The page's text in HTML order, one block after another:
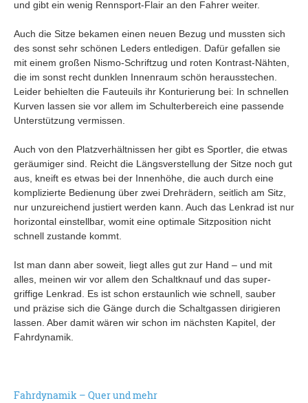
und gibt ein wenig Rennsport-Flair an den Fahrer weiter.
Auch die Sitze bekamen einen neuen Bezug und mussten sich
des sonst sehr schönen Leders entledigen. Dafür gefallen sie
mit einem großen Nismo-Schriftzug und roten Kontrast-Nähten,
die im sonst recht dunklen Innenraum schön herausstechen.
Leider behielten die Fauteuils ihr Konturierung bei: In schnellen
Kurven lassen sie vor allem im Schulterbereich eine passende
Unterstützung vermissen.
Auch von den Platzverhältnissen her gibt es Sportler, die etwas
geräumiger sind. Reicht die Längsverstellung der Sitze noch gut
aus, kneift es etwas bei der Innenhöhe, die auch durch eine
komplizierte Bedienung über zwei Drehrädern, seitlich am Sitz,
nur unzureichend justiert werden kann. Auch das Lenkrad ist nur
horizontal einstellbar, womit eine optimale Sitzposition nicht
schnell zustande kommt.
Ist man dann aber soweit, liegt alles gut zur Hand – und mit
alles, meinen wir vor allem den Schaltknauf und das super-
griffige Lenkrad. Es ist schon erstaunlich wie schnell, sauber
und präzise sich die Gänge durch die Schaltgassen dirigieren
lassen. Aber damit wären wir schon im nächsten Kapitel, der
Fahrdynamik.
Fahrdynamik – Quer und mehr